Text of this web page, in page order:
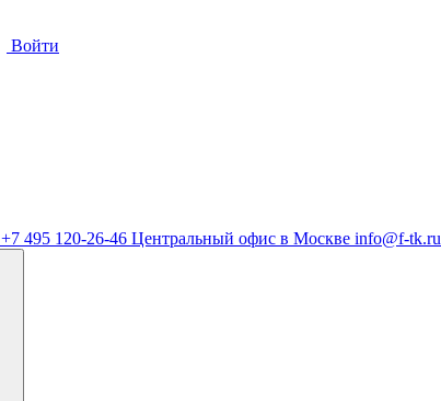
Войти
+7 495 120-26-46 Центральный офис в Москве info@f-tk.ru